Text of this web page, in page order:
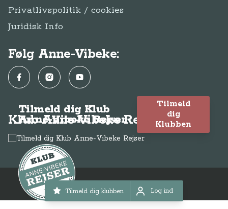
Tilmeld dig klubben Log ind
Log ind
Privatlivspolitik / cookies
Juridisk Info
Følg Anne-Vibeke:
FacebookInstagramYouTube
Klub Anne-Vibeke Rejser
Tilmeld dig Klub
Anne-Vibeke Rejser
Tilmeld
dig
Klubben
© Anne-Vibeke Rejser2026